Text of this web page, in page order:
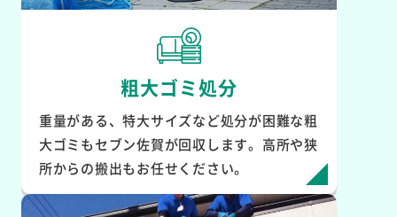
粗大ゴミ処分
重量がある、特大サイズなど処分が困難な粗
大ゴミもセブン佐賀が回収します。高所や狭
所からの搬出もお任せください。